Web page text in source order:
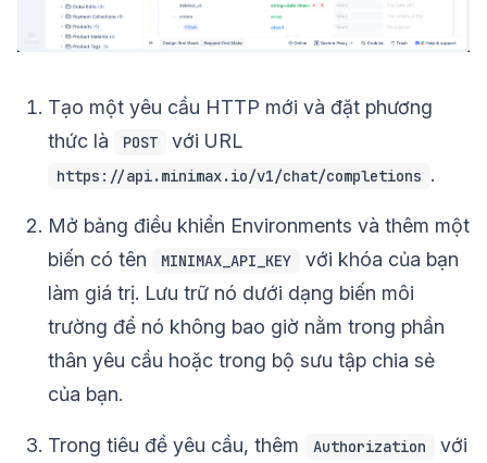
Tạo một yêu cầu HTTP mới và đặt phương
thức là
POST với URL
https://api.minimax.io/v1/chat/completions .
Mở bảng điều khiển Environments và thêm một
biến có tên
MINIMAX_API_KEY
với khóa của bạn
làm giá trị. Lưu trữ nó dưới dạng biến môi
trường để nó không bao giờ nằm trong phần
thân yêu cầu hoặc trong bộ sưu tập chia sẻ
của bạn.
Trong tiêu đề yêu cầu, thêm Authorization
với